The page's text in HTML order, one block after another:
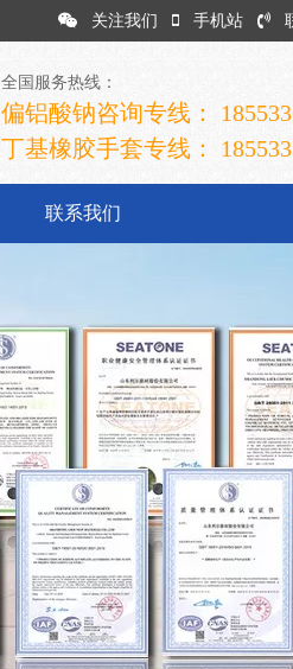
关注我们 手机站
全国服务热线：
偏铝酸钠咨询专线：
丁基橡胶手套专线：
联系我们